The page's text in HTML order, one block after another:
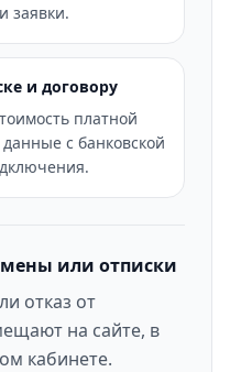
заявки.
и договору
платной
данные с банковской
или отписки
отказ от
на сайте, в
кабинете.